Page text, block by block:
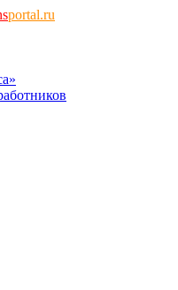
portal.ru